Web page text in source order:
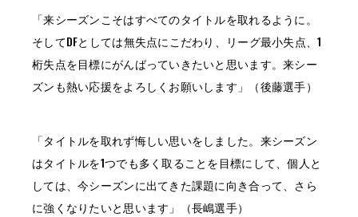
「来シーズンこそはすべてのタイトルを取れるように。
そしてDFとしては無失点にこだわり、リーグ最小失点、1
桁失点を目標にがんばっていきたいと思います。来シー
ズンも熱い応援をよろしくお願いします」（後藤選手）
「タイトルを取れず悔しい思いをしました。来シーズン
はタイトルを1つでも多く取ることを目標にして、個人と
しては、今シーズンに出てきた課題に向き合って、さら
に強くなりたいと思います」（長嶋選手）